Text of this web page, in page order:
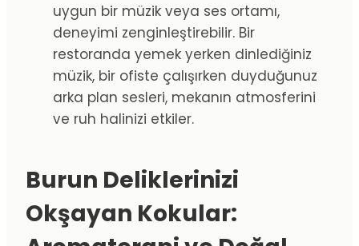
uygun bir müzik veya ses ortamı,
deneyimi zenginleştirebilir. Bir
restoranda yemek yerken dinlediğiniz
müzik, bir ofiste çalışırken duyduğunuz
arka plan sesleri, mekanın atmosferini
ve ruh halinizi etkiler.
Burun Deliklerinizi
Okşayan Kokular: